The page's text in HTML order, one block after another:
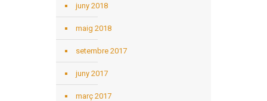
juny 2018
maig 2018
setembre 2017
juny 2017
març 2017